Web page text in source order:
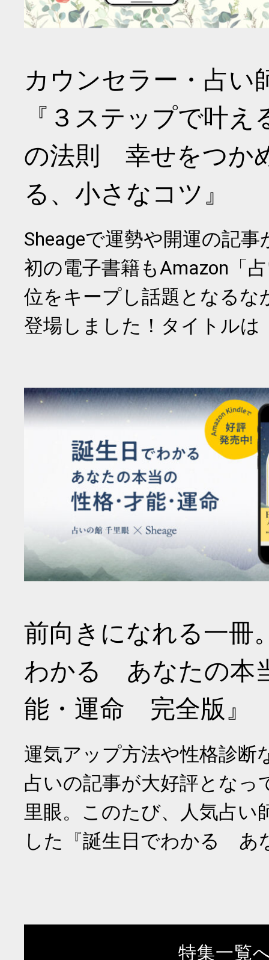
カウンセラー・占い
『３ステップで叶
の法則 幸せをつか
る、小さなコツ』
Sheageで運勢や開運の記
初の電子書籍もAmazon「
位をキープし話題となるな
登場しました！タイトルは
前向きになれる一冊
わかる あなたの本
能・運命 完全版』
運気アップ方法や性格診断
占いの記事が大好評となっ
里眼。このたび、人気占い
した『誕生日でわかる あ
特集一覧